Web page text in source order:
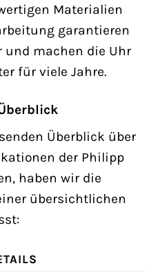
Materialien
garantieren
und machen die Uhr
für viele Jahre.
Überblick über
der Philipp
haben wir die
übersichtlichen